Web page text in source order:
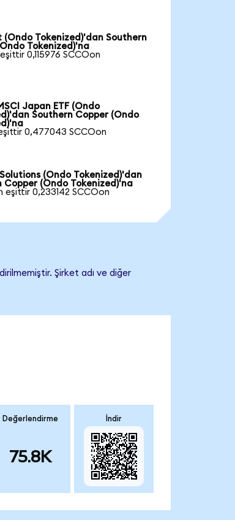
(Ondo Tokenized)'dan Southern
Tokenized)'na
0,115976 SCCOon
Japan ETF (Ondo
Southern Copper (Ondo
0,477043 SCCOon
(Ondo Tokenized)'dan
Copper (Ondo Tokenized)'na
eşittir 0,233142 SCCOon
Şirket adı ve diğer
Değerlendirme
75.8K
İndir